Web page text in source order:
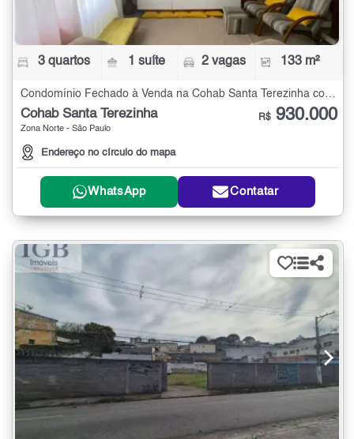
3 quartos 1 suíte 2 vagas 133 m²
Condomínio Fechado à Venda na Cohab Santa Terezinha com 3 quartos - 133 m²
Cohab Santa Terezinha
Zona Norte - São Paulo
Endereço no círculo do mapa
R$ 930.000
WhatsApp Contatar